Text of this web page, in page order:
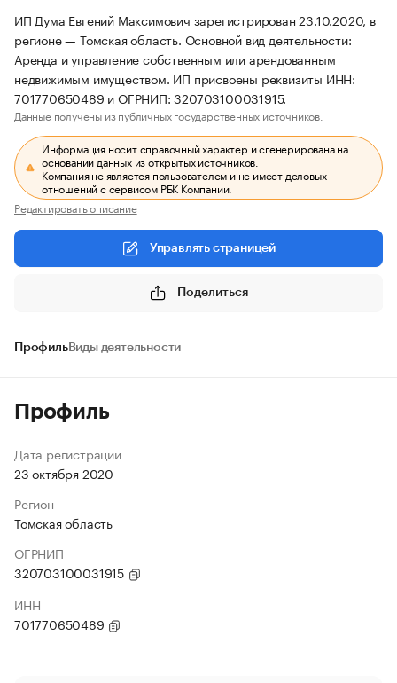
ИП Дума Евгений Максимович зарегистрирован 23.10.2020, в
регионе — Томская область. Основной вид деятельности:
Аренда и управление собственным или арендованным
недвижимым имуществом. ИП присвоены реквизиты ИНН:
701770650489 и ОГРНИП: 320703100031915.
Данные получены из публичных государственных источников.
Информация носит справочный характер и сгенерирована на
основании данных из открытых источников.
Компания не является пользователем и не имеет деловых
отношений с сервисом РБК Компании.
Редактировать описание
Управлять страницей
Поделиться
ПрофильВиды деятельности
Профиль
Дата регистрации
23 октября 2020
Регион
Томская область
ОГРНИП
320703100031915
ИНН
701770650489